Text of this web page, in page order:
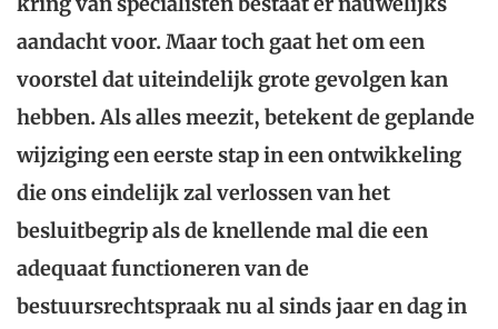
aandacht voor. Maar toch gaat het om een
voorstel dat uiteindelijk grote gevolgen kan
hebben. Als alles meezit, betekent de geplande
wijziging een eerste stap in een ontwikkeling
die ons eindelijk zal verlossen van het
besluitbegrip als de knellende mal die een
adequaat functioneren van de
bestuursrechtspraak nu al sinds jaar en dag in